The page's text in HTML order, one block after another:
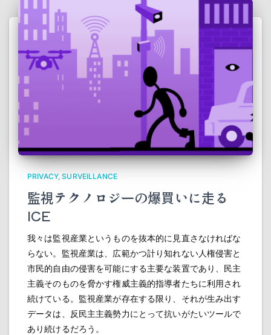
PRIVACY SURVEILLANCE
監視テクノロジーの爆買いに走る
ICE
我々は監視産業というものを抜本的に見直さなければな
らない。監視産業は、広範かつ計り知れない人権侵害と
市民的自由の侵害を可能にする主要な装置であり、民主
主義そのものを脅かす権威主義的指導者たちに利用され
続けている。監視産業が存在する限り、それが生み出す
データは、反民主主義勢力にとって抗いがたいツールで
あり続けるだろう。